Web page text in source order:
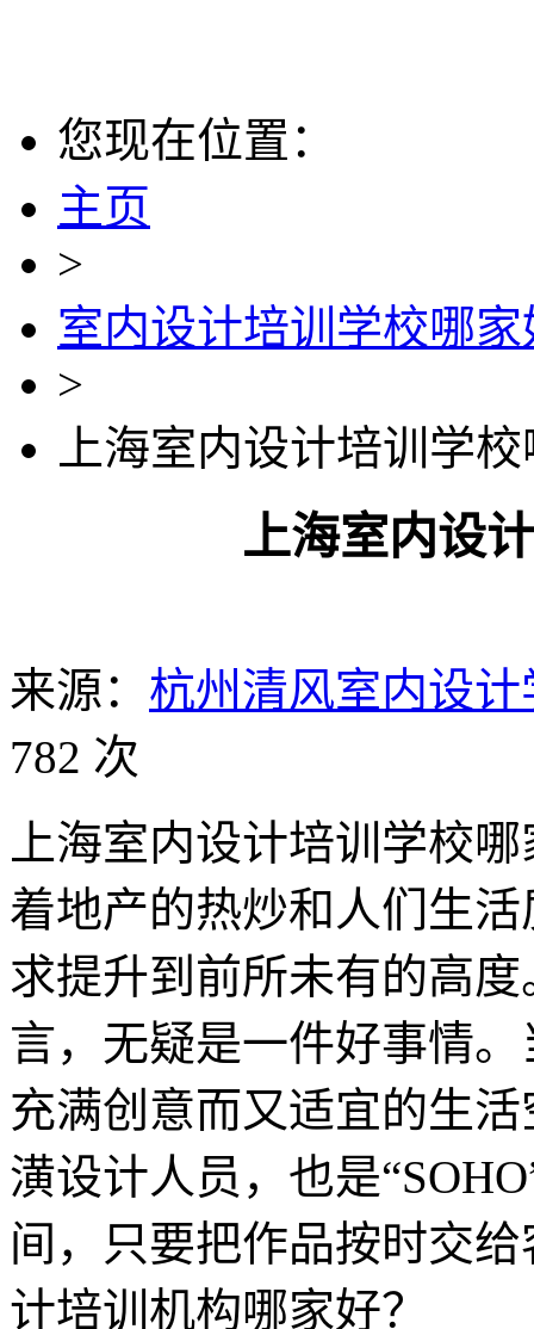
您现在位置：
主页
>
室内设计培训学校哪家
>
上海室内设计培训学
上海室内设
来源： 杭州清风室内设计
782 次
上海室内设计培训学校
着地产的热炒和人们生
求提升到前所未有的高
言，无疑是一件好事情
充满创意而又适宜的生
潢设计人员，也是
间，只要把作品按时交
计培训机构哪家好？